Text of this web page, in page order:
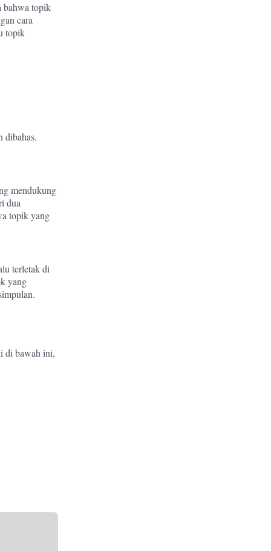
bahwa topik
cara
topik
dibahas.
mendukung
dua
topik yang
terletak di
yang
di bawah ini,